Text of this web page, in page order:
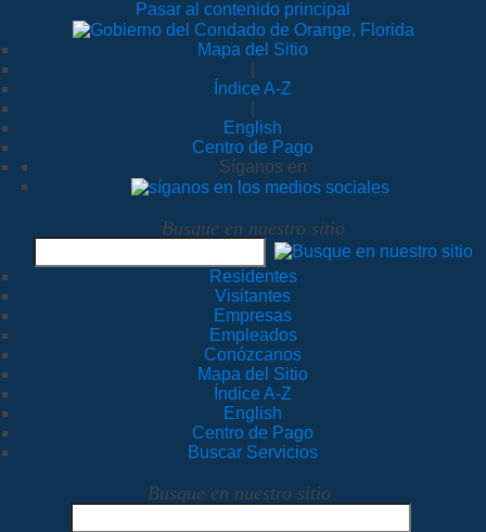
Pasar al contenido principal
Mapa del Sitio
Índice A-Z
English
Centro de Pago
Síganos en
Busque en nuestro sitio
Residentes
Visitantes
Empresas
Empleados
Conózcanos
Mapa del Sitio
Índice A-Z
English
Centro de Pago
Buscar Servicios
Busque en nuestro sitio